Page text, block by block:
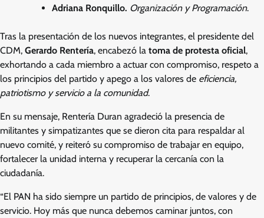
Adriana Ronquillo. Organización y Programación.
Tras la presentación de los nuevos integrantes, el presidente del
CDM, Gerardo Rentería, encabezó la toma de protesta oficial,
exhortando a cada miembro a actuar con compromiso, respeto a
los principios del partido y apego a los valores de eficiencia,
patriotismo y servicio a la comunidad.
En su mensaje, Rentería Duran agradeció la presencia de
militantes y simpatizantes que se dieron cita para respaldar al
nuevo comité, y reiteró su compromiso de trabajar en equipo,
fortalecer la unidad interna y recuperar la cercanía con la
ciudadanía.
“El PAN ha sido siempre un partido de principios, de valores y de
servicio. Hoy más que nunca debemos caminar juntos, con